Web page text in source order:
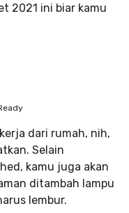
2021 ini biar kamu
dari rumah, nih,
Selain
kamu juga akan
ditambah lampu
lembur.